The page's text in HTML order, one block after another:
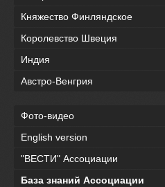
Княжество Финляндское
Королевство Швеция
Индия
Австро-Венгрия
Фото-видео
English version
"ВЕСТИ" Ассоциации
База знаний Ассоциации